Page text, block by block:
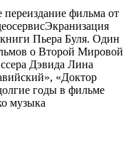
фильма от
Пьера Буля. Один
о Второй Мировой
Дэвида Лина
«Доктор
годы в фильме
музыка